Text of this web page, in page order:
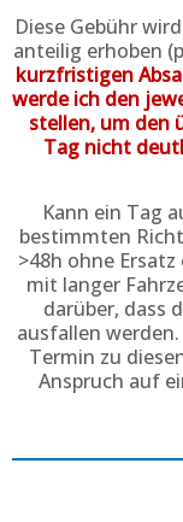
Diese Gebühr
anteilig erhoben
kurzfristigen
werde ich den
stellen, um den
Tag nicht
Kann ein Tag
bestimmten
>48h ohne
mit langer
darüber, dass
ausfallen
Termin zu
Anspruch auf